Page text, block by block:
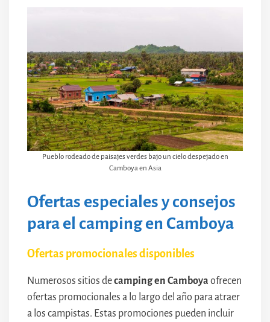
Pueblo rodeado de paisajes verdes bajo un cielo despejado en
Camboya en Asia
Ofertas especiales y consejos
para el camping en Camboya
Ofertas promocionales disponibles
Numerosos sitios decamping en Camboya ofrecen
ofertas promocionales a lo largo del año para atraer
a los campistas. Estas promociones pueden incluir